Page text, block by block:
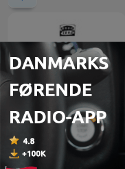
El colegio invisible